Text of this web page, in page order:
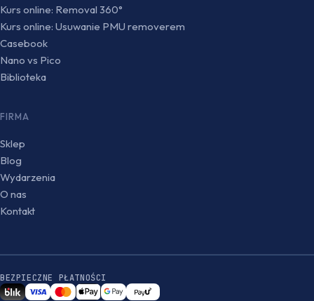
Kurs online: Removal 360°
Kurs online: Usuwanie PMU removerem
Casebook
Nano vs Pico
Biblioteka
FIRMA
Sklep
Blog
Wydarzenia
O nas
Kontakt
BEZPIECZNE PŁATNOŚCI